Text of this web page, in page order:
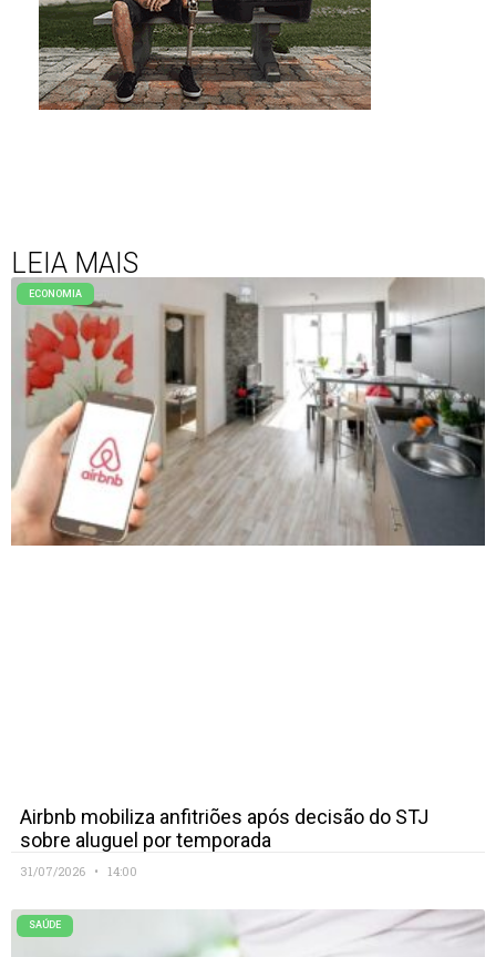
LEIA MAIS
ECONOMIA
Airbnb mobiliza anfitriões após decisão do STJ
sobre aluguel por temporada
31/07/2026 14:00
SAÚDE